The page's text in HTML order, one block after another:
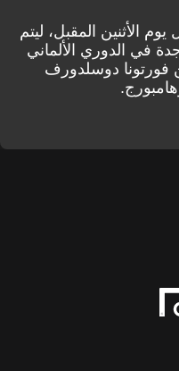
الأثنين المقبل، ليتم
في الدوري الألماني
فورتونا دوسلدورف